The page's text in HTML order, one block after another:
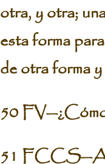
otra, y otra;
esta forma
de otra forma
50
51 FCCS—A